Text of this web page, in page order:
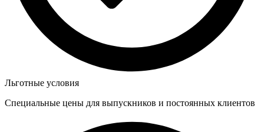
Льготные условия
Специальные цены для выпускников и постоянных клиентов